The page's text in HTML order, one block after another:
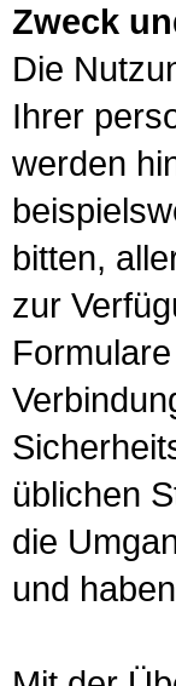
Zweck
Die
Ihrer
werden
bitten,
zur
üblichen
die
und